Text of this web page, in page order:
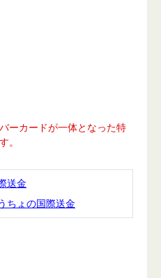
ーカードが一体となった特
。
送金
ちょの国際送金